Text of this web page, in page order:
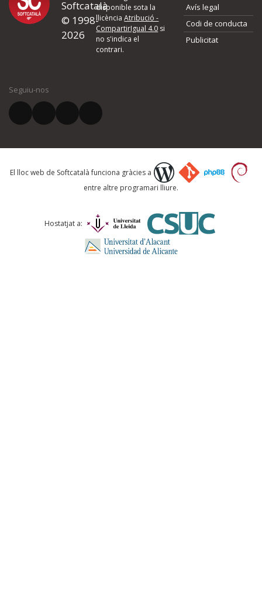
Softcatalà
© 1998-
2026
disponible sota la
llicènciaAtribució -
CompartirIgual 4.0 si
no s'indica el
contrari.
Avís legal
Codi de conducta
Publicitat
Seguiu-nos
El lloc web de Softcatalà funciona gràcies a
entre altre programari lliure.
Hostatjat a: